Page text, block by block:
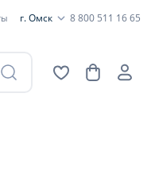
г. Омск 8 800 511 16 65